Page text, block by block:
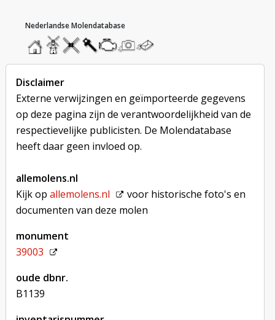
homemolendatabase
roedendatabase
assendatabase
motorendatabase
stuur
een
foto
stuur
een
bericht
Disclaimer
Externe verwijzingen en geïmporteerde gegevens
op deze pagina zijn de verantwoordelijkheid van de
respectievelijke publicisten. De Molendatabase
heeft daar geen invloed op.
allemolens.nl
Kijk op allemolens.nl
voor historische foto's en
documenten van deze molen
monument
39003
oude dbnr.
B1139